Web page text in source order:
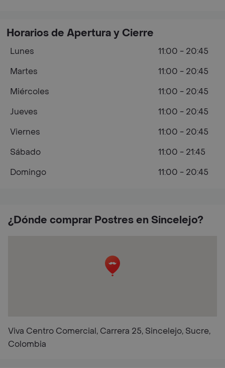
¿Dónde comprar Postres en Sincelejo?
Viva Centro Comercial, Carrera 25, Sincelejo, Sucre,
Colombia
Horarios de Apertura y Cierre
Lunes
11:00 - 20:45
Martes
11:00 - 20:45
Miércoles
11:00 - 20:45
Jueves
11:00 - 20:45
Viernes
11:00 - 20:45
Sábado
11:00 - 21:45
Domingo
11:00 - 20:45